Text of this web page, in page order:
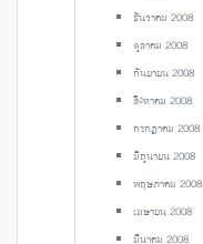
ธันวาคม 2008
ตุลาคม 2008
กันยายน 2008
สิงหาคม 2008
กรกฎาคม 2008
มิถุนายน 2008
พฤษภาคม 2008
เมษายน 2008
มีนาคม 2008